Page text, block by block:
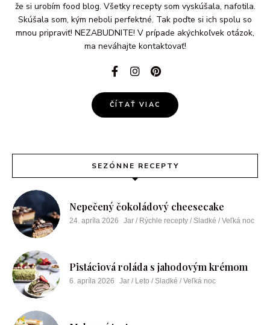
že si urobím food blog. Všetky recepty som vyskúšala, nafotila.
Skúšala som, kým neboli perfektné. Tak poďte si ich spolu so
mnou pripraviť! NEZABUDNITE! V prípade akýchkoľvek otázok,
ma neváhajte kontaktovať!
ČÍTAŤ VIAC
SEZÓNNE RECEPTY
Nepečený čokoládový cheesecake
24. apríla 2026 Jar / Rýchle recepty / Sladké / Veľká noc
Pistáciová roláda s jahodovým krémom
6. apríla 2026 Jar / Leto / Sladké / Veľká noc